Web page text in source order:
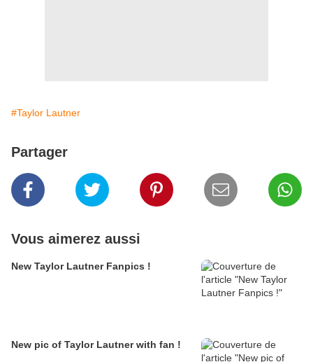
#Taylor Lautner
Partager
Vous aimerez aussi
New Taylor Lautner Fanpics !
New pic of Taylor Lautner with fan !